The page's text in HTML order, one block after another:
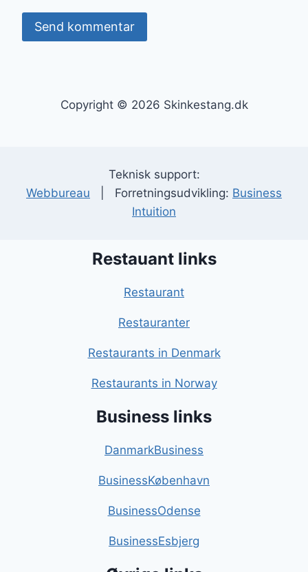
Copyright © 2026 Skinkestang.dk
Teknisk support:
Webbureau | Forretningsudvikling: Business
Intuition
Restauant links
Restaurant
Restauranter
Restaurants in Denmark
Restaurants in Norway
Business links
DanmarkBusiness
BusinessKøbenhavn
BusinessOdense
BusinessEsbjerg